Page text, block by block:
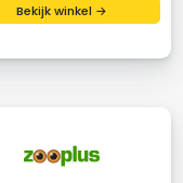
Bekijk winkel →